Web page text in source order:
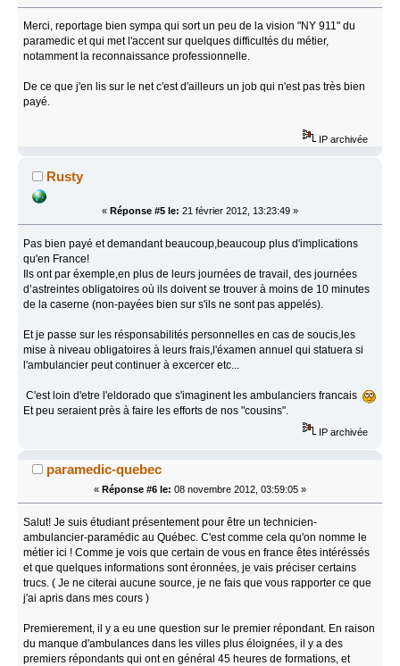
Merci, reportage bien sympa qui sort un peu de la vision "NY 911" du
paramedic et qui met l'accent sur quelques difficultés du métier,
notamment la reconnaissance professionnelle.
De ce que j'en lis sur le net c'est d'ailleurs un job qui n'est pas très bien
payé.
IP archivée
Rusty
« Réponse #5 le: 21 février 2012, 13:23:49 »
Pas bien payé et demandant beaucoup,beaucoup plus d'implications
qu'en France!
Ils ont par éxemple,en plus de leurs journées de travail, des journées
d’astreintes obligatoires où ils doivent se trouver à moins de 10 minutes
de la caserne (non-payées bien sur s'ils ne sont pas appelés).
Et je passe sur les résponsabilités personnelles en cas de soucis,les
mise à niveau obligatoires à leurs frais,l'éxamen annuel qui statuera si
l'ambulancier peut continuer à excercer etc...
C'est loin d'etre l'eldorado que s'imaginent les ambulanciers francais
Et peu seraient près à faire les efforts de nos "cousins".
IP archivée
paramedic-quebec
« Réponse #6 le: 08 novembre 2012, 03:59:05 »
Salut! Je suis étudiant présentement pour être un technicien-
ambulancier-paramédic au Québec. C'est comme cela qu'on nomme le
métier ici ! Comme je vois que certain de vous en france êtes intéréssés
et que quelques informations sont éronnées, je vais préciser certains
trucs. ( Je ne citerai aucune source, je ne fais que vous rapporter ce que
j'ai apris dans mes cours )
Premierement, il y a eu une question sur le premier répondant. En raison
du manque d'ambulances dans les villes plus éloignées, il y a des
premiers répondants qui ont en général 45 heures de formations, et